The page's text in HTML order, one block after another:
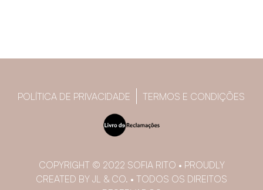
POLÍTICA DE PRIVACIDADE TERMOS E CONDIÇÕES
COPYRIGHT © 2022 SOFIA RITO • PROUDLY
CREATED BY JL & CO. • TODOS OS DIREITOS